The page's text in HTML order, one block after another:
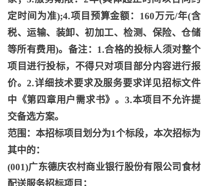
定时间为准);4.项目预算金额：160万元/年(含
税、运输、装卸、初加工、检测、保险、仓储
等所有费用)。备注：1.合格的投标人须对整个
项目进行投标，不得只对项目部分内容进行报
价。2.详细技术要求及服务要求详见招标文件
中《第四章用户需求书》。3.本项目不允许提
交备选方案。
范围：本招标项目划分为1个标段，本次招标为
其中的：
(001)广东德庆农村商业银行股份有限公司食材
配送服务招标项目；